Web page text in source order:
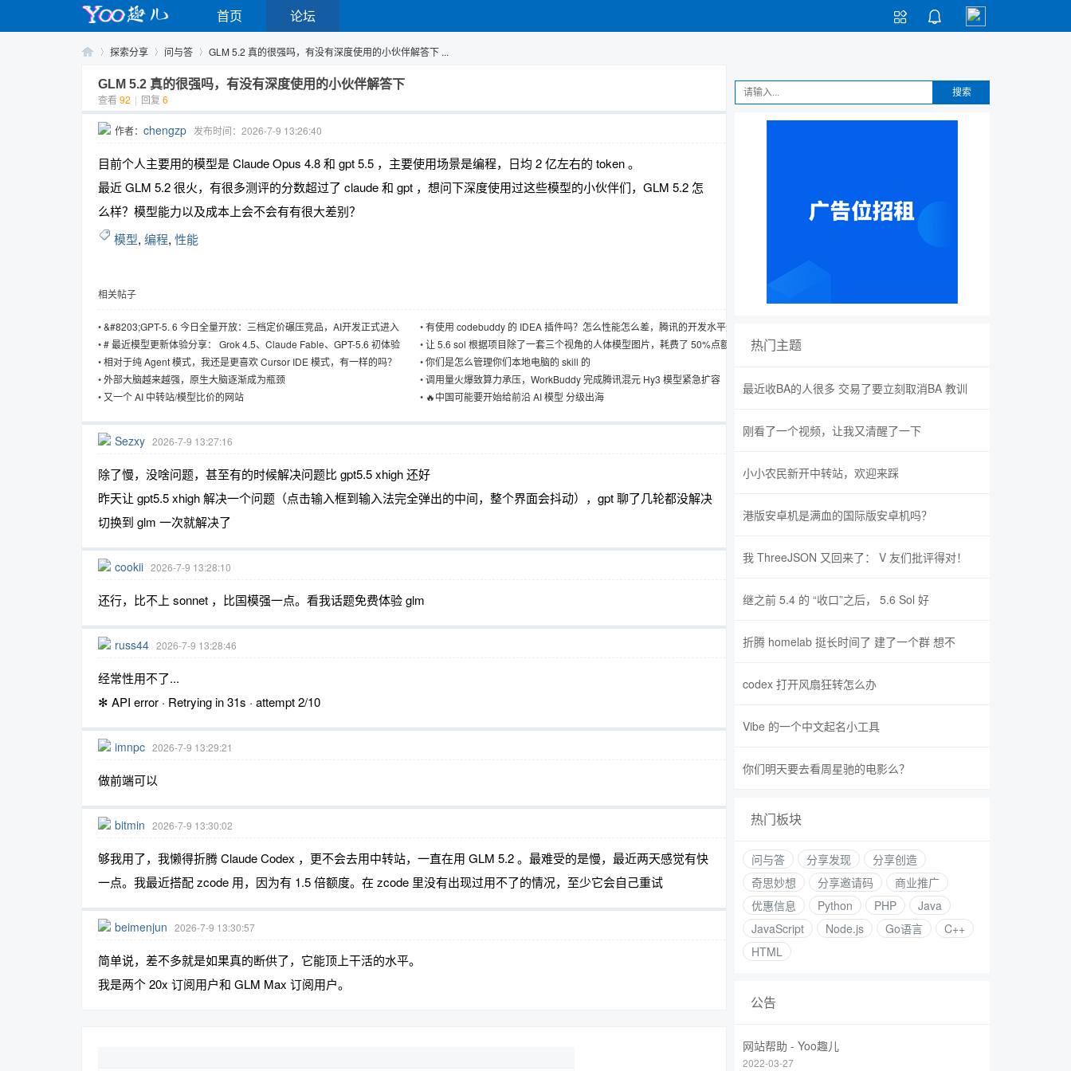


首页 论坛
探索分享 问与答 GLM 5.2 真的很强吗，有没有深度使用的小伙伴解答下 ...
GLM 5.2 真的很强吗，有没有深度使用的小伙伴解答下
查看 92 | 回复 6
作者： chengzp 发布时间：2026-7-9 13:26:40
目前个人主要用的模型是 Claude Opus 4.8 和 gpt 5.5 ，主要使用场景是编程，日均 2 亿左右的 token 。
最近 GLM 5.2 很火，有很多测评的分数超过了 claude 和 gpt ，想问下深度使用过这些模型的小伙伴们，GLM 5.2 怎
么样？模型能力以及成本上会不会有有很大差别？
模型, 编程, 性能
相关帖子
•&#8203;GPT-5. 6 今日全量开放：三档定价碾压竞品，AI开发正式进入
&quot;性价比&quot;新阶段
•有使用 codebuddy 的 IDEA 插件吗？怎么性能怎么差，腾讯的开发水平这
么差了？
•# 最近模型更新体验分享： Grok 4.5、Claude Fable、GPT-5.6 初体验 •让 5.6 sol 根据项目除了一套三个视角的人体模型图片，耗费了 50%点额度
•相对于纯 Agent 模式，我还是更喜欢 Cursor IDE 模式，有一样的吗？ •你们是怎么管理你们本地电脑的 skill 的
•外部大脑越来越强，原生大脑逐渐成为瓶颈 •调用量火爆致算力承压，WorkBuddy 完成腾讯混元 Hy3 模型紧急扩容
• 又一个 AI 中转站/模型比价的网站 • 🔥中国可能要开始给前沿 AI 模型 分级出海
Sezxy 2026-7-9 13:27:16
除了慢，没啥问题，甚至有的时候解决问题比 gpt5.5 xhigh 还好
昨天让 gpt5.5 xhigh 解决一个问题（点击输入框到输入法完全弹出的中间，整个界面会抖动），gpt 聊了几轮都没解决
切换到 glm 一次就解决了
cookii 2026-7-9 13:28:10
还行，比不上 sonnet ，比国模强一点。看我话题免费体验 glm
russ44 2026-7-9 13:28:46
经常性用不了...
✻ API error · Retrying in 31s · attempt 2/10
imnpc 2026-7-9 13:29:21
做前端可以
bitmin 2026-7-9 13:30:02
够我用了，我懒得折腾 Claude Codex ，更不会去用中转站，一直在用 GLM 5.2 。最难受的是慢，最近两天感觉有快
一点。我最近搭配 zcode 用，因为有 1.5 倍额度。在 zcode 里没有出现过用不了的情况，至少它会自己重试
beimenjun 2026-7-9 13:30:57
简单说，差不多就是如果真的断供了，它能顶上干活的水平。
我是两个 20x 订阅用户和 GLM Max 订阅用户。
搜索
热门主题
最近收BA的人很多 交易了要立刻取消BA 教训
刚看了一个视频，让我又清醒了一下
小小农民新开中转站，欢迎来踩
港版安卓机是满血的国际版安卓机吗？
我 ThreeJSON 又回来了： V 友们批评得对！
继之前 5.4 的 “收口”之后， 5.6 Sol 好
折腾 homelab 挺长时间了 建了一个群 想不
codex 打开风扇狂转怎么办
Vibe 的一个中文起名小工具
你们明天要去看周星驰的电影么？
热门板块
问与答 分享发现
分享创造
奇思妙想
分享邀请码
商业推广
优惠信息
Python PHP
Java
JavaScript
Node.js Go语言
C++
HTML
公告
网站帮助 - Yoo趣儿
2022-03-27